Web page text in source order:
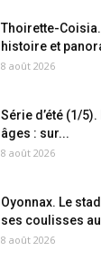
Thoirette-
histoire et
8 août 2026
Série d’été (1/
âges : sur...
8 août 2026
Oyonnax. Le
ses coulisses
8 août 2026